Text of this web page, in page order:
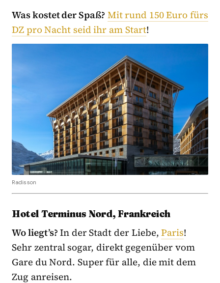
Was kostet der Spaß? Mit rund 150 Euro fürs
DZ pro Nacht seid ihr am Start!
Radisson
Hotel Terminus Nord, Frankreich
Wo liegt’s?In der Stadt der Liebe,Paris!
Sehr zentral sogar, direkt gegenüber vom
Gare du Nord. Super für alle, die mit dem
Zug anreisen.